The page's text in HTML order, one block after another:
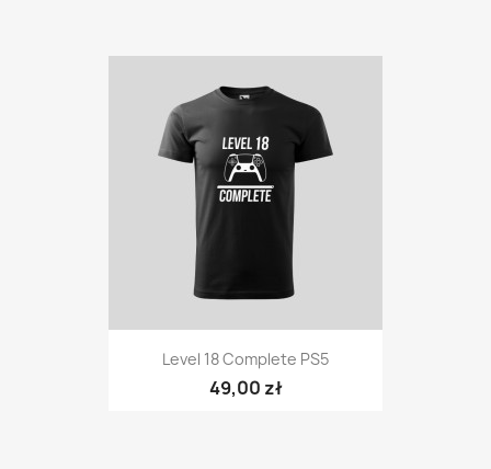
Level 18 Complete PS5
49,00 zł